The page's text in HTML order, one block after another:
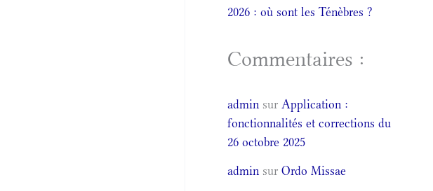
2026 : où sont les Ténèbres ?
Commentaires :
admin surApplication :
fonctionnalités et corrections du
26 octobre 2025
admin surOrdo Missae